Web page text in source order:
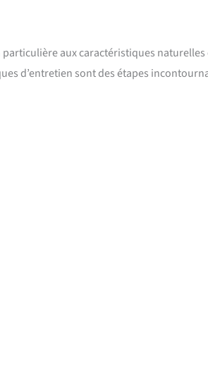
aux caractéristiques naturelles
d’entretien sont des étapes